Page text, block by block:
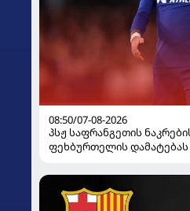
08:50/07-08-2026
პსჟ საფრანგეთის
ფეხბურთელის დამატებას